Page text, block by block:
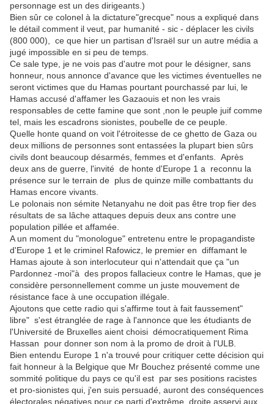
personnage est un des dirigeants.)
Bien sûr ce colonel à la dictature"grecque" nous a expliqué dans
le détail comment il veut, par humanité - sic - déplacer les civils
(800 000), ce que hier un partisan d'Israël sur un autre média a
jugé impossible en si peu de temps.
Ce sale type, je ne vois pas d'autre mot pour le désigner, sans
honneur, nous annonce d'avance que les victimes éventuelles ne
seront victimes que du Hamas pourtant pourchassé par lui, le
Hamas accusé d'affamer les Gazaouis et non les vrais
responsables de cette famine que sont ,non le peuple juif comme
tel, mais les escadrons sionistes, poubelle de ce peuple.
Quelle honte quand on voit l'étroitesse de ce ghetto de Gaza ou
deux millions de personnes sont entassées la plupart bien sûrs
civils dont beaucoup désarmés, femmes et d'enfants. Après
deux ans de guerre, l'invité de honte d'Europe 1 a reconnu la
présence sur le terrain de plus de quinze mille combattants du
Hamas encore vivants.
Le polonais non sémite Netanyahu ne doit pas être trop fier des
résultats de sa lâche attaques depuis deux ans contre une
population pillée et affamée.
A un moment du "monologue" entretenu entre le propagandiste
d'Europe 1 et le criminel Rafowicz, le premier en diffamant le
Hamas ajoute à son interlocuteur qui n'attendait que ça "un
Pardonnez -moi"à des propos fallacieux contre le Hamas, que je
considère personnellement comme un juste mouvement de
résistance face à une occupation illégale.
Ajoutons que cette radio qui s'affirme tout à fait faussement"
libre" s'est étranglée de rage à l'annonce que les étudiants de
l'Université de Bruxelles aient choisi démocratiquement Rima
Hassan pour donner son nom à la promo de droit à l'ULB.
Bien entendu Europe 1 n'a trouvé pour critiquer cette décision qui
fait honneur à la Belgique que Mr Bouchez présenté comme une
sommité politique du pays ce qu'il est par ses positions racistes
et pro-sionistes qui, j'en suis persuadé, auront des conséquences
électorales négatives pour ce parti d'extrême droite asservi aux